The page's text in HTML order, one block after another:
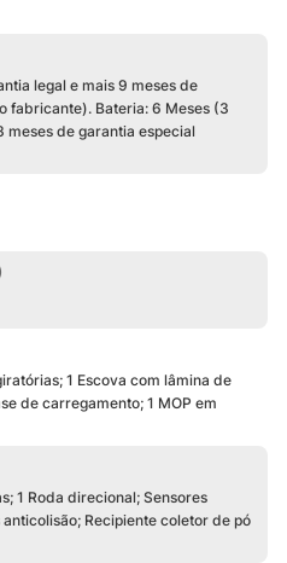
legal e mais 9 meses de
fabricante). Bateria: 6 Meses (3
meses de garantia especial
1 Escova com lâmina de
de carregamento; 1 MOP em
1 Roda direcional; Sensores
Recipiente coletor de pó